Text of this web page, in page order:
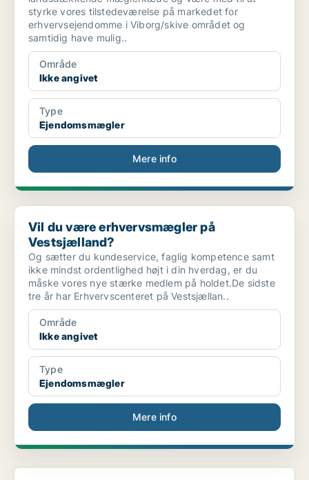
styrke vores tilstedeværelse på markedet for
erhvervsejendomme i Viborg/skive området og
samtidig have mulig..
Område
Ikke angivet
Type
Ejendomsmægler
Mere info
Vil du være erhvervsmægler på Vestsjælland?
Vil du være erhvervsmægler på
Vestsjælland?
Og sætter du kundeservice, faglig kompetence samt
ikke mindst ordentlighed højt i din hverdag, er du
måske vores nye stærke medlem på holdet.De sidste
tre år har Erhvervscenteret på Vestsjællan..
Område
Ikke angivet
Type
Ejendomsmægler
Mere info